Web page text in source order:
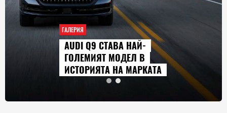
ГАЛЕРИЯ
AUDI Q9 СТАВА НАЙ-
ГОЛЕМИЯТ МОДЕЛ В
ИСТОРИЯТА НА МАРКАТА